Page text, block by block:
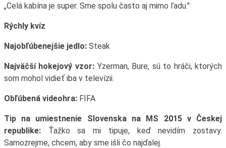
„Celá kabína je super. Sme spolu často aj mimo ľadu."
Rýchly kvíz
Najobľúbenejšie jedlo:Steak
Najväčší hokejový vzor: Yzerman, Bure, sú to hráči, ktorých
som mohol vidieť iba v televízii.
Obľúbená videohra:FIFA
Tip na umiestnenie Slovenska na MS 2015 v Českej
republike:Ťažko sa mi tipuje, keď nevidím zostavy.
Samozrejme, chcem, aby sme išli čo najďalej.